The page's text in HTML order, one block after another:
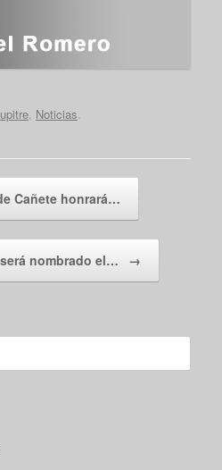
Noticias
Cañete honrará…
nombrado el… →